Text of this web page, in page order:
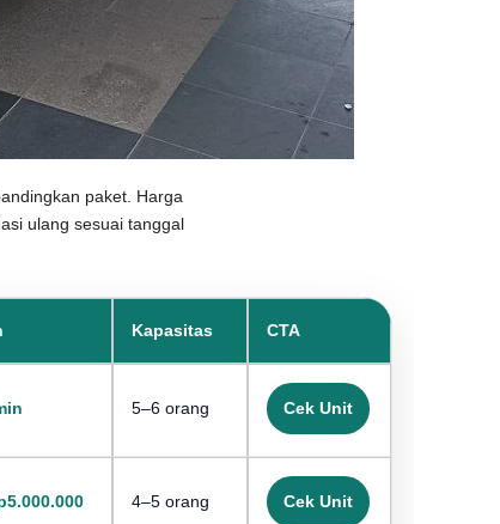
paket. Harga
ulang sesuai tanggal
Kapasitas CTA
5–6 orang Cek Unit
4–5 orang Cek Unit